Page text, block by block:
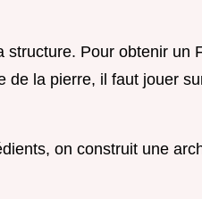
Pour obtenir un
de la pierre, il faut jouer
on construit une